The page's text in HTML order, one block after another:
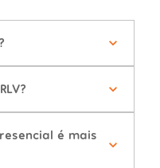
é mais